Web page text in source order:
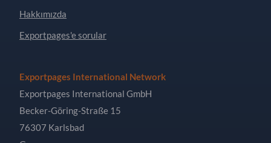
Hakkımızda
Exportpages'e sorular
Exportpages International Network
Exportpages International GmbH
Becker-Göring-Straße 15
76307 Karlsbad